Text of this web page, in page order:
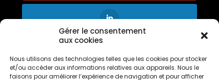
Gérer le consentement
aux cookies
Nous utilisons des technologies telles que les cookies pour stocker
et/ou accéder aux informations relatives aux appareils. Nous le
faisons pour améliorer l’expérience de navigation et pour afficher